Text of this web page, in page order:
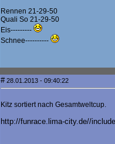
Rennen 21-29-50
Quali So 21-29-50
Eis---------
Schnee----------
#28.01.2013 - 09:40:22
Kitz sortiert nach Gesamtweltcup.
http://funrace.lima-city.de//